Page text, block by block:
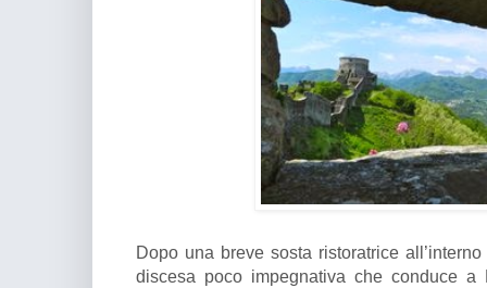
Dopo una breve sosta ristoratrice
discesa poco impegnativa che conduce